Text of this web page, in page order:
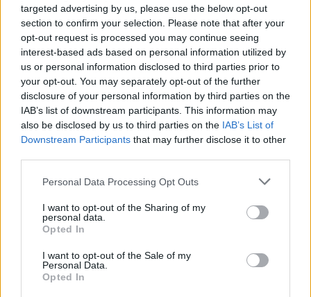
targeted advertising by us, please use the below opt-out
section to confirm your selection. Please note that after your
opt-out request is processed you may continue seeing
interest-based ads based on personal information utilized by
us or personal information disclosed to third parties prior to
your opt-out. You may separately opt-out of the further
disclosure of your personal information by third parties on the
IAB’s list of downstream participants. This information may
also be disclosed by us to third parties on the IAB’s List of
Downstream Participants that may further disclose it to other
Personal Data Processing Opt Outs
I want to opt-out of the Sharing of my
personal data.
Opted In
I want to opt-out of the Sale of my
Personal Data.
Opted In
ΕΓΓΡΑΦΕΙΤΕ ΓΙΑ ΝΑ ΠΑΙΡΝΕΤΕ ΤΙΣ
ΤΕΛΕΥΤΑΙΕΣ ΜΑΣ ΕΝΗΜΕΡΩΣΕΙΣ
ΕΓΓΡΑΦΗ